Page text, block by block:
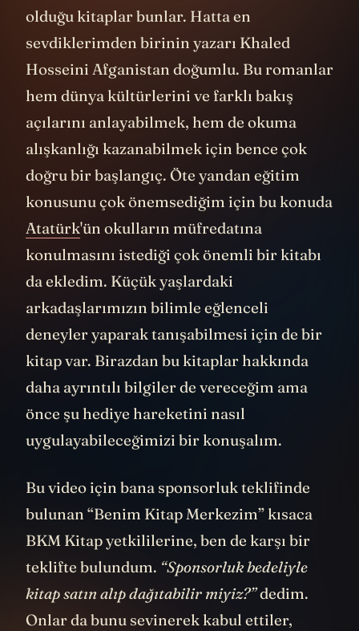
olduğu kitaplar bunlar. Hatta en
sevdiklerimden birinin yazarı Khaled
Hosseini Afganistan doğumlu. Bu romanlar
hem dünya kültürlerini ve farklı bakış
açılarını anlayabilmek, hem de okuma
alışkanlığı kazanabilmek için bence çok
doğru bir başlangıç. Öte yandan eğitim
konusunu çok önemsediğim için bu konuda
Atatürk'ün okulların müfredatına
konulmasını istediği çok önemli bir kitabı
da ekledim. Küçük yaşlardaki
arkadaşlarımızın bilimle eğlenceli
deneyler yaparak tanışabilmesi için de bir
kitap var. Birazdan bu kitaplar hakkında
daha ayrıntılı bilgiler de vereceğim ama
önce şu hediye hareketini nasıl
uygulayabileceğimizi bir konuşalım.
Bu video için bana sponsorluk teklifinde
bulunan “Benim Kitap Merkezim” kısaca
BKM Kitap yetkililerine, ben de karşı bir
teklifte bulundum. “Sponsorluk bedeliyle
kitap satın alıp dağıtabilir miyiz?”dedim.
Onlar da bunu sevinerek kabul ettiler,